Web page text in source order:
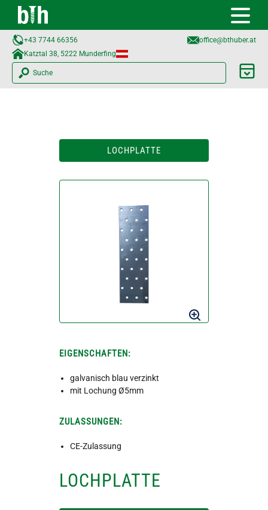
+43 7744 66356
office@bthuber.at​
Katztal 38, 5222 Munderfing
Suche
LOCHPLATTE
EIGENSCHAFTEN:
galvanisch blau verzinkt
mit Lochung Ø5mm
ZULASSUNGEN:
CE-Zulassung
LOCHPLATTE